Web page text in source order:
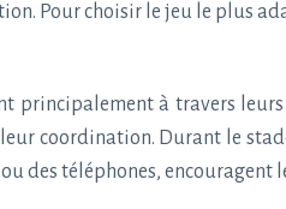
Pour choisir le jeu le plus
principalement à travers
coordination. Durant le
des téléphones, encouragent